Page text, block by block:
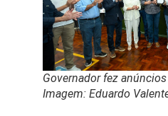
Governador fez
Imagem: Eduardo